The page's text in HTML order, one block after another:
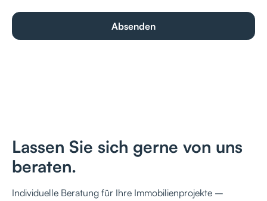
Lassen Sie sich gerne von uns
beraten.
Individuelle Beratung für Ihre Immobilienprojekte –